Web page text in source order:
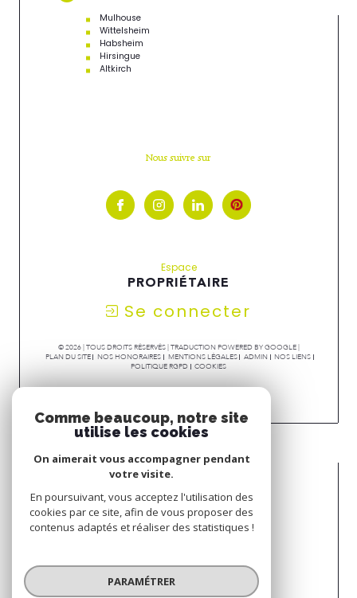
Mulhouse
Wittelsheim
Habsheim
Hirsingue
Altkirch
Nous suivre sur
Espace
PROPRIÉTAIRE
Se connecter
© 2026 | TOUS DROITS RÉSERVÉS | TRADUCTION POWERED BY GOOGLE |
PLAN DU SITE
NOS HONORAIRES MENTIONS LÉGALES ADMIN
NOS LIENS
POLITIQUE RGPD
COOKIES
Comme beaucoup, notre site
utilise les cookies
On aimerait vous accompagner pendant
votre visite.
En poursuivant, vous acceptez l'utilisation des
cookies par ce site, afin de vous proposer des
contenus adaptés et réaliser des statistiques !
PARAMÉTRER